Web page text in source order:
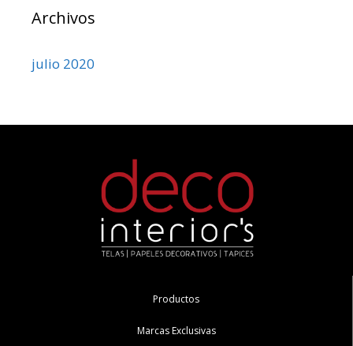
Archivos
julio 2020
Productos
Marcas Exclusivas